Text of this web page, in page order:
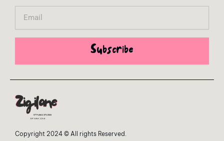
Subscribe
Copyright 2024 © All rights Reserved.